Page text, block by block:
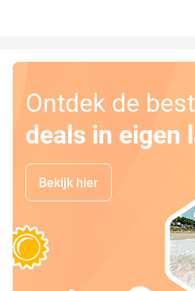
Ontdek de
deals in eigen
Bekijk hier